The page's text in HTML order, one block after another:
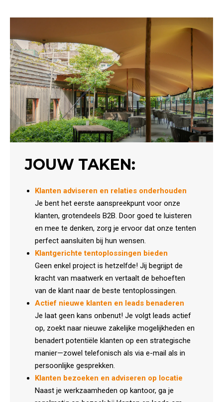
JOUW TAKEN:
Klanten adviseren en relaties onderhouden
Je bent het eerste aanspreekpunt voor onze
klanten, grotendeels B2B. Door goed te luisteren
en mee te denken, zorg je ervoor dat onze tenten
perfect aansluiten bij hun wensen.
Klantgerichte tentoplossingen bieden
Geen enkel project is hetzelfde! Jij begrijpt de
kracht van maatwerk en vertaalt de behoeften
van de klant naar de beste tentoplossingen.
Actief nieuwe klanten en leads benaderen
Je laat geen kans onbenut! Je volgt leads actief
op, zoekt naar nieuwe zakelijke mogelijkheden en
benadert potentiële klanten op een strategische
manier—zowel telefonisch als via e-mail als in
persoonlijke gesprekken.
Klanten bezoeken en adviseren op locatie
Naast je werkzaamheden op kantoor, ga je